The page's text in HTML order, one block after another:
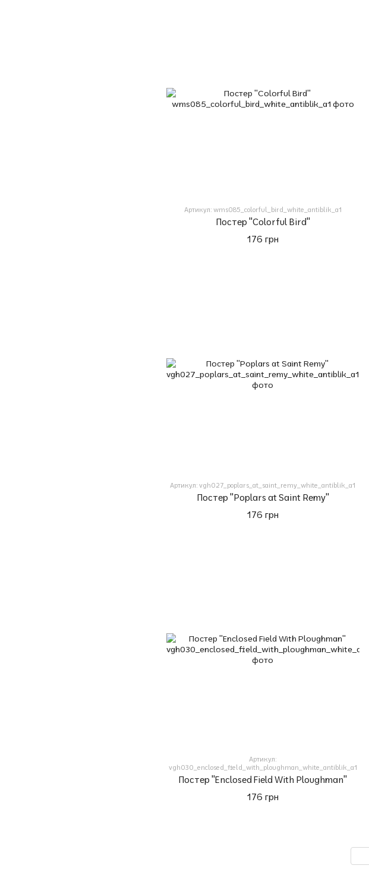
Артикул: wms085_colorful_bird_white_antiblik_a1
Постер "Colorful Bird"
176 грн
Артикул: vgh027_poplars_at_saint_remy_white_antiblik_a1
Постер "Poplars at Saint Remy"
176 грн
Артикул:
vgh030_enclosed_field_with_ploughman_white_antiblik_a1
Постер "Enclosed Field With Ploughman"
176 грн